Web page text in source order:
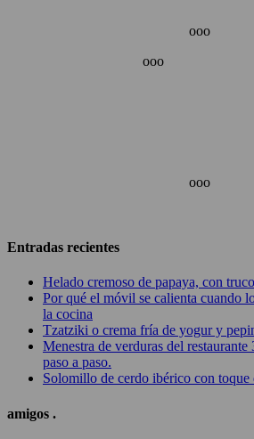
ooo
ooo
ooo
Entradas recientes
Helado cremoso de papaya, con
Por qué el móvil se calienta cuando
la cocina
Tzatziki o crema fría de yogur y
Menestra de verduras del restaurante
paso a paso.
Solomillo de cerdo ibérico con toque
amigos .